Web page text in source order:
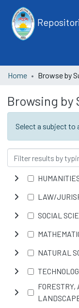
Home Browse by
Browsing
Select a subject to
LAW/
SOCIAL
NATURAL
FORESTRY,